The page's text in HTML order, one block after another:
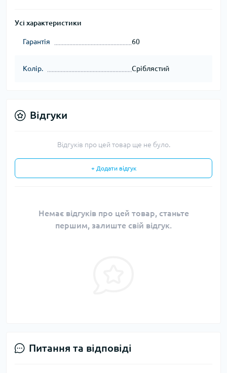
Усі характеристики
Гарантія 60
Колір. Сріблястий
Відгуки
Відгуків про цей товар ще не було.
+ Додати відгук
Немає відгуків про цей товар, станьте
першим, залиште свій відгук.
Питання та відповіді